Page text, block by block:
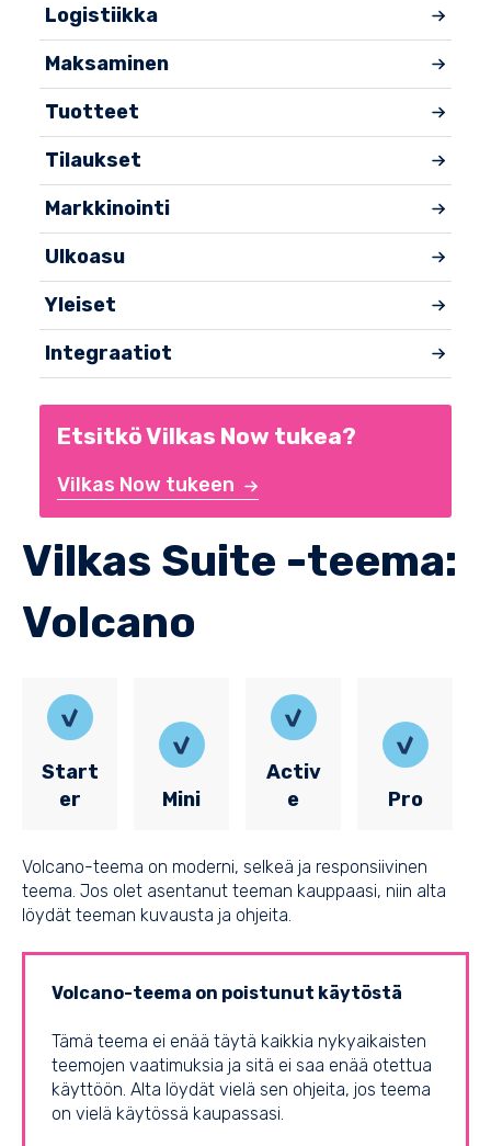
Logistiikka
Maksaminen
Tuotteet
Tilaukset
Markkinointi
Ulkoasu
Yleiset
Integraatiot
Etsitkö Vilkas Now tukea?
Vilkas Now tukeen
Vilkas Suite -teema:
Volcano
Start
er
Mini
Activ
e
Pro
Volcano-teema on moderni, selkeä ja responsiivinen
teema. Jos olet asentanut teeman kauppaasi, niin alta
löydät teeman kuvausta ja ohjeita.
Volcano-teema on poistunut käytöstä
Tämä teema ei enää täytä kaikkia nykyaikaisten
teemojen vaatimuksia ja sitä ei saa enää otettua
käyttöön. Alta löydät vielä sen ohjeita, jos teema
on vielä käytössä kaupassasi.